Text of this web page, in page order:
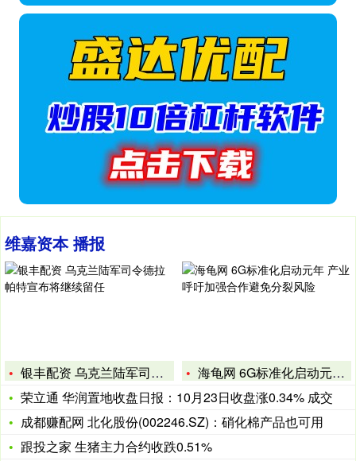
维嘉资本 播报
银丰配资 乌克兰陆军司令德拉帕特宣布将继续留任
海龟网 6G标准化启动元年 产业呼吁加强合作避免分裂风险
荣立通 华润置地收盘日报：10月23日收盘涨0.34% 成交
成都赚配网 北化股份(002246.SZ)：硝化棉产品也可用
跟投之家 生猪主力合约收跌0.51%